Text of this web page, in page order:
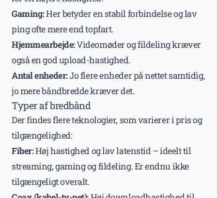
Gaming:Her betyder en stabil forbindelse og lav
ping ofte mere end topfart.
Hjemmearbejde:Videomøder og fildeling kræver
også en god upload-hastighed.
Antal enheder:Jo flere enheder på nettet samtidig,
jo mere båndbredde kræver det.
Typer af bredbånd
Der findes flere teknologier, som varierer i pris og
tilgængelighed:
Fiber:Høj hastighed og lav latenstid – ideelt til
streaming, gaming og fildeling. Er endnu ikke
tilgængeligt overalt.